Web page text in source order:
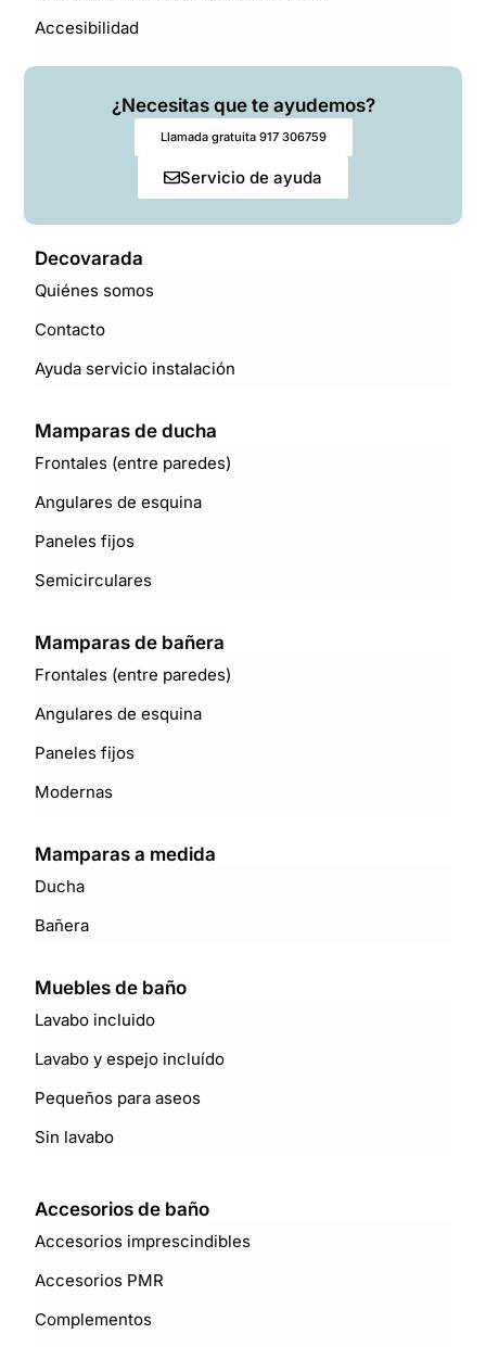
Accesibilidad
¿Necesitas que te ayudemos?
Llamada gratuita 917 306759
Servicio de ayuda
Decovarada
Quiénes somos
Contacto
Ayuda servicio instalación
Mamparas de ducha
Frontales (entre paredes)
Angulares de esquina
Paneles fijos
Semicirculares
Mamparas de bañera
Frontales (entre paredes)
Angulares de esquina
Paneles fijos
Modernas
Mamparas a medida
Ducha
Bañera
Muebles de baño
Lavabo incluido
Lavabo y espejo incluído
Pequeños para aseos
Sin lavabo
Accesorios de baño
Accesorios imprescindibles
Accesorios PMR
Complementos